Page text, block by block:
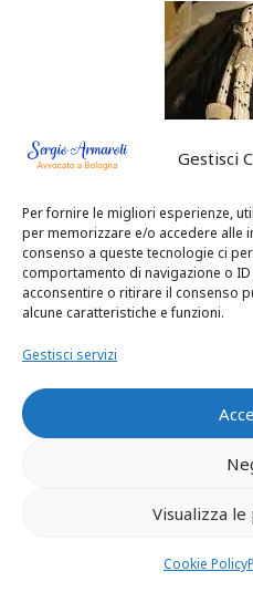
Gestisci
Per fornire le migliori esperienze,
per memorizzare e/o accedere alle
consenso a queste tecnologie ci
comportamento di navigazione o
acconsentire o ritirare il consenso
alcune caratteristiche e funzioni.
Gestisci servizi
Visualizza
Cookie Policy
Come